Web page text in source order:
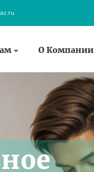
О Компании